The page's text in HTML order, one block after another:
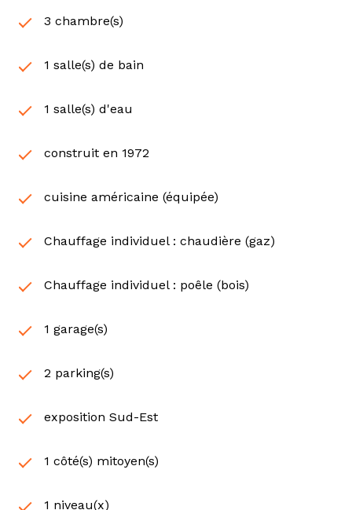
3 chambre(s)
1 salle(s) de bain
1 salle(s) d'eau
construit en 1972
cuisine américaine (équipée)
Chauffage individuel : chaudière (gaz)
Chauffage individuel : poêle (bois)
1 garage(s)
2 parking(s)
exposition Sud-Est
1 côté(s) mitoyen(s)
1 niveau(x)